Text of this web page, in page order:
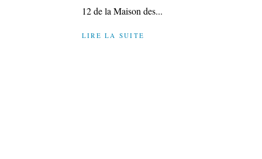
12 de la Maison des...
LIRE LA SUITE